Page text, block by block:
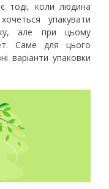
тоді, коли людина
упакувати
але при цьому
Саме для цього
варіанти упаковки